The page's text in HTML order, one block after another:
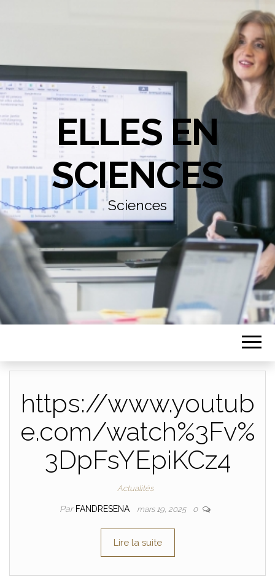
ELLES EN
SCIENCES
Sciences
https://www.youtub
e.com/watch%3Fv%
3DpFsYEpiKCz4
Actualités
Par FANDRESENA mars 19, 2025 0
Lire la suite